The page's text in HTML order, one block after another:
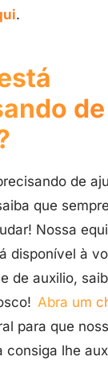
.
de
de
que
Nossa
disponível à
de auxilio,
Abra um
para que
consiga lhe